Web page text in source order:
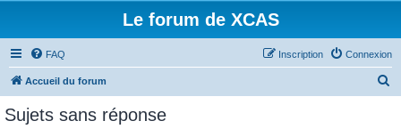
Le forum de XCAS
FAQ Connexion
Inscription
Accueil du forum
Sujets sans réponse